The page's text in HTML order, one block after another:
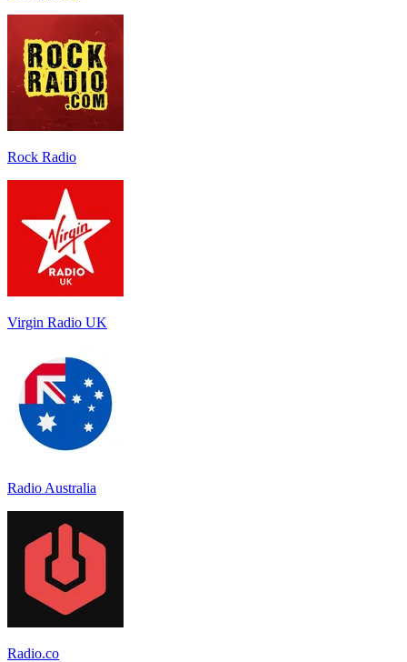
Rock Radio
Virgin Radio UK
Radio Australia
Radio.co